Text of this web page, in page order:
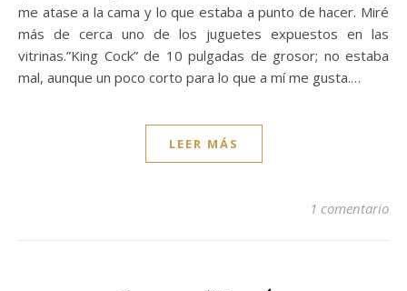
me atase a la cama y lo que estaba a punto de hacer. Miré
más de cerca uno de los juguetes expuestos en las
vitrinas.”King Cock” de 10 pulgadas de grosor; no estaba
mal, aunque un poco corto para lo que a mí me gusta.…
LEER MÁS
1 comentario